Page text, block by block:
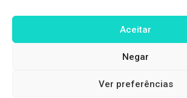
Aceitar
Negar
Ver preferências
Avenida Princesa Isabel, nº
Ed. Itabuna Trade Center, sala
São Caetano – Itabuna (BA)
Horário de Atendimento:
9h às 12h | 13h às 16h